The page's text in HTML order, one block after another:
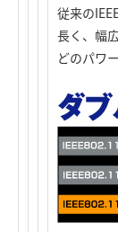
従来の
長く、幅
どのパワ